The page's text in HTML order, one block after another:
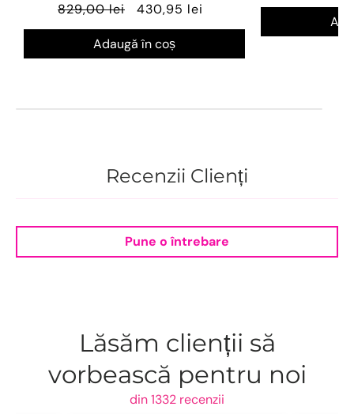
829,00 lei
430,95 lei
Adaugă în coș
Recenzii Clienți
Pune o întrebare
Lăsăm clienții să
vorbească pentru noi
din 1332 recenzii